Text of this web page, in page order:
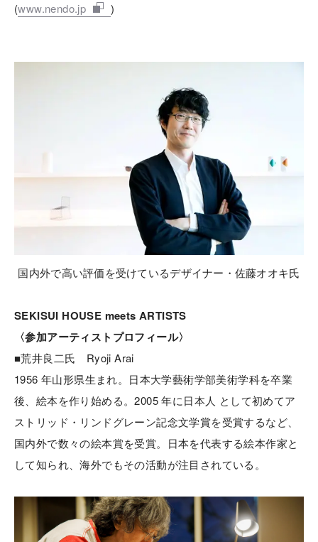
(www.nendo.jp )
国内外で高い評価を受けているデザイナー・佐藤オオキ氏
SEKISUI HOUSE meets ARTISTS
〈参加アーティストプロフィール〉
■荒井良二氏 Ryoji Arai
1956 年山形県生まれ。日本大学藝術学部美術学科を卒業
後、絵本を作り始める。2005 年に日本人 として初めてア
ストリッド・リンドグレーン記念文学賞を受賞するなど、
国内外で数々の絵本賞を受賞。日本を代表する絵本作家と
して知られ、海外でもその活動が注目されている。